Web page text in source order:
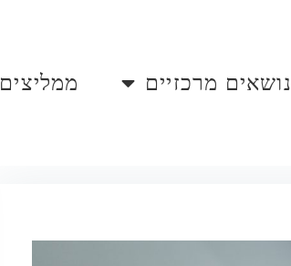
נושאים מרכזיים ממליצים